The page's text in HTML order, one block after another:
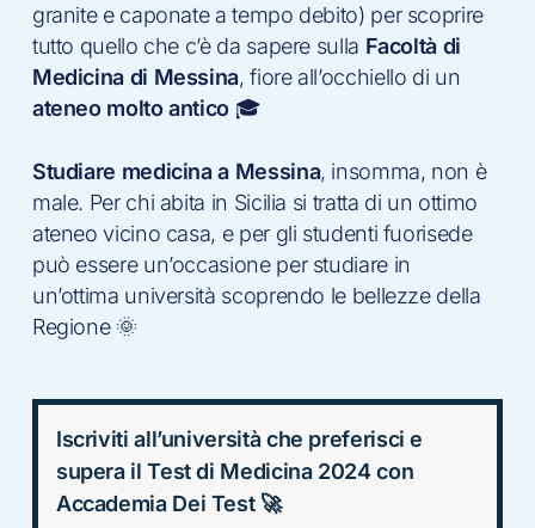
granite e caponate a tempo debito) per scoprire
tutto quello che c’è da sapere sulla Facoltà di
Medicina di Messina, fiore all’occhiello di un
ateneo molto antico 🎓
Studiare medicina a Messina, insomma, non è
male. Per chi abita in Sicilia si tratta di un ottimo
ateneo vicino casa, e per gli studenti fuorisede
può essere un’occasione per studiare in
un’ottima università scoprendo le bellezze della
Regione 🌞
Iscriviti all’università che preferisci e
supera il Test di Medicina 2024 con
Accademia Dei Test 🚀